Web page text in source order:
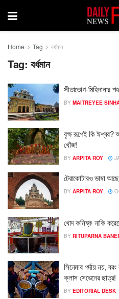
Home Tag বর্ধমান
Tag: বর্ধমান
সীতাভোগ-মিহিদানার
BY MAITREYEE
বৃক্ষ রূপেই কি ঈশ্বর?
খোঁজ!
BY ARPITA ROY
টেরাকোটারও ভাষা
BY ARPITA ROY
খোদ কনিষ্ক নাকি
BY RITUPARNA
সিনেমার পর্দায় নয়,
ক্লাস সেভেনের ছাত্র!
BY EDITORIAL DESK